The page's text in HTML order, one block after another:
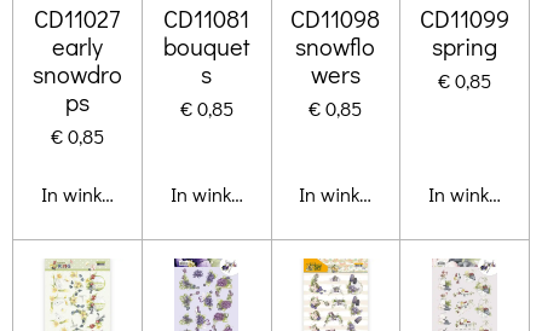
CD11027
early
snowdro
ps
€ 0,85
In winkelwagen
CD11081
bouquet
s
€ 0,85
In winkelwagen
CD11098
snowflo
wers
€ 0,85
In winkelwagen
CD11099
spring
€ 0,85
In